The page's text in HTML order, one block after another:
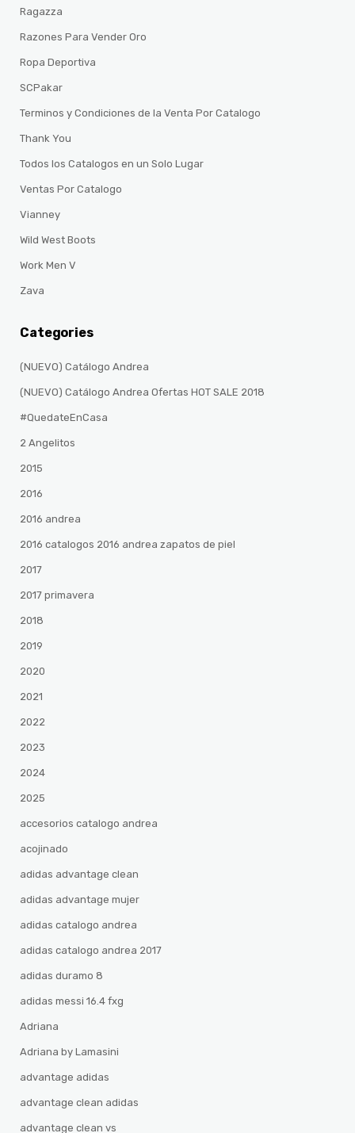
Ragazza
Razones Para Vender Oro
Ropa Deportiva
SCPakar
Terminos y Condiciones de la Venta Por Catalogo
Thank You
Todos los Catalogos en un Solo Lugar
Ventas Por Catalogo
Vianney
Wild West Boots
Work Men V
Zava
Categories
(NUEVO) Catálogo Andrea
(NUEVO) Catálogo Andrea Ofertas HOT SALE 2018
#QuedateEnCasa
2 Angelitos
2015
2016
2016 andrea
2016 catalogos 2016 andrea zapatos de piel
2017
2017 primavera
2018
2019
2020
2021
2022
2023
2024
2025
accesorios catalogo andrea
acojinado
adidas advantage clean
adidas advantage mujer
adidas catalogo andrea
adidas catalogo andrea 2017
adidas duramo 8
adidas messi 16.4 fxg
Adriana
Adriana by Lamasini
advantage adidas
advantage clean adidas
advantage clean vs